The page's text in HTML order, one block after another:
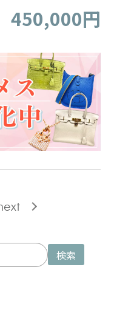
450,000円
検索